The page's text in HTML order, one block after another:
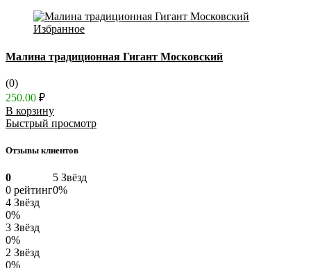
Избранное
Малина традиционная Гигант Московский
(0)
250.00 ₽
В корзину
Быстрый просмотр
Отзывы клиентов
0
0 рейтинг
5 Звёзд
0%
4 Звёзд
0%
3 Звёзд
0%
2 Звёзд
0%